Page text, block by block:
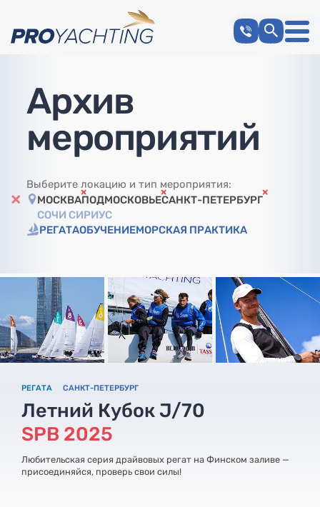
Архив
мероприятий
Выберите локацию и тип мероприятия:
МОСКВАПОДМОСКОВЬЕСАНКТ-ПЕТЕРБУРГ
СОЧИ СИРИУС
РЕГАТАОБУЧЕНИЕМОРСКАЯ ПРАКТИКА
РЕГАТА САНКТ-ПЕТЕРБУРГ
Летний Кубок J/70
SPB 2025
Любительская серия драйвовых регат на Финском заливе —
присоединяйся, проверь свои силы!